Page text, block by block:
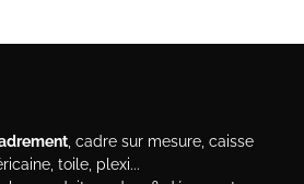
, cadre sur mesure, caisse
toile, plexi...